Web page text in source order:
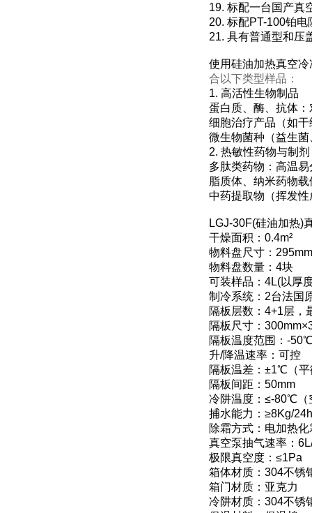
19. 标配一台国产真
20. 标配PT-100铂
21. 具有普通型和压
使用硅油加热真空
合以下类型样品：
1. 高活性生物制品
蛋白质、酶、抗体
细胞治疗产品（如
微生物菌种（益生
2. 热敏性药物与制剂
多肽类药物：高温
脂质体、纳米药物
中药提取物（挥发
LGJ-30F(硅油加热)
干燥面积：0.4m²
物料盘尺寸：
物料盘数量：4块
可装样品：4L(以厚
制冷系统：2台法国
隔板层数：4+1层，
隔板尺寸：
隔板温度范围：-
升/降温速率：可控
隔板温差：±1℃（平
隔板间距：50mm
冷阱温度：≤-80℃（
捕水能力：≥8Kg/24h
除霜方式：电加热化
真空泵抽气速率：
极限真空度：≤1Pa
箱体材质：304不锈
箱门材质：亚克力
冷阱材质：304不锈